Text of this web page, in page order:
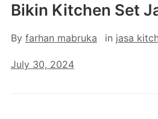
Bikin Kitchen Set
By farhan mabruka in jasa
July 30, 2024